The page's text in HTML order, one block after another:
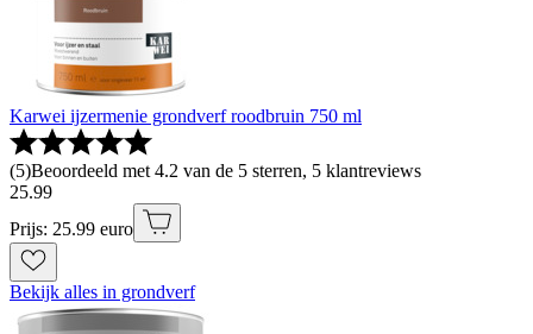
Karwei ijzermenie grondverf roodbruin 750 ml
(5)Beoordeeld met 4.2 van de 5 sterren, 5 klantreviews
25.99
Prijs: 25.99 euro
Bekijk alles in grondverf